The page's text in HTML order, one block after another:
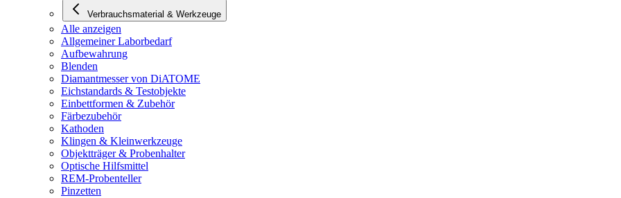
Verbrauchsmaterial & Werkzeuge
Alle anzeigen
Allgemeiner Laborbedarf
Aufbewahrung
Blenden
Diamantmesser von DiATOME
Eichstandards & Testobjekte
Einbettformen & Zubehör
Färbezubehör
Kathoden
Klingen & Kleinwerkzeuge
Objektträger & Probenhalter
Optische Hilfsmittel
REM-Probenteller
Pinzetten